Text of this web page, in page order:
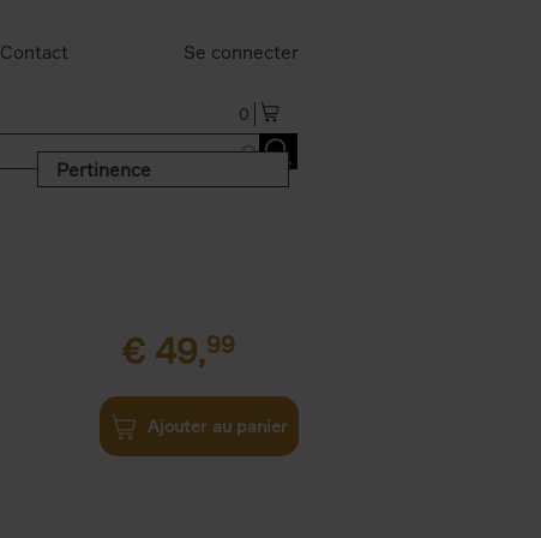
Contact Se connecter
0
Pertinence
€ 49,99
Ajouter au panier